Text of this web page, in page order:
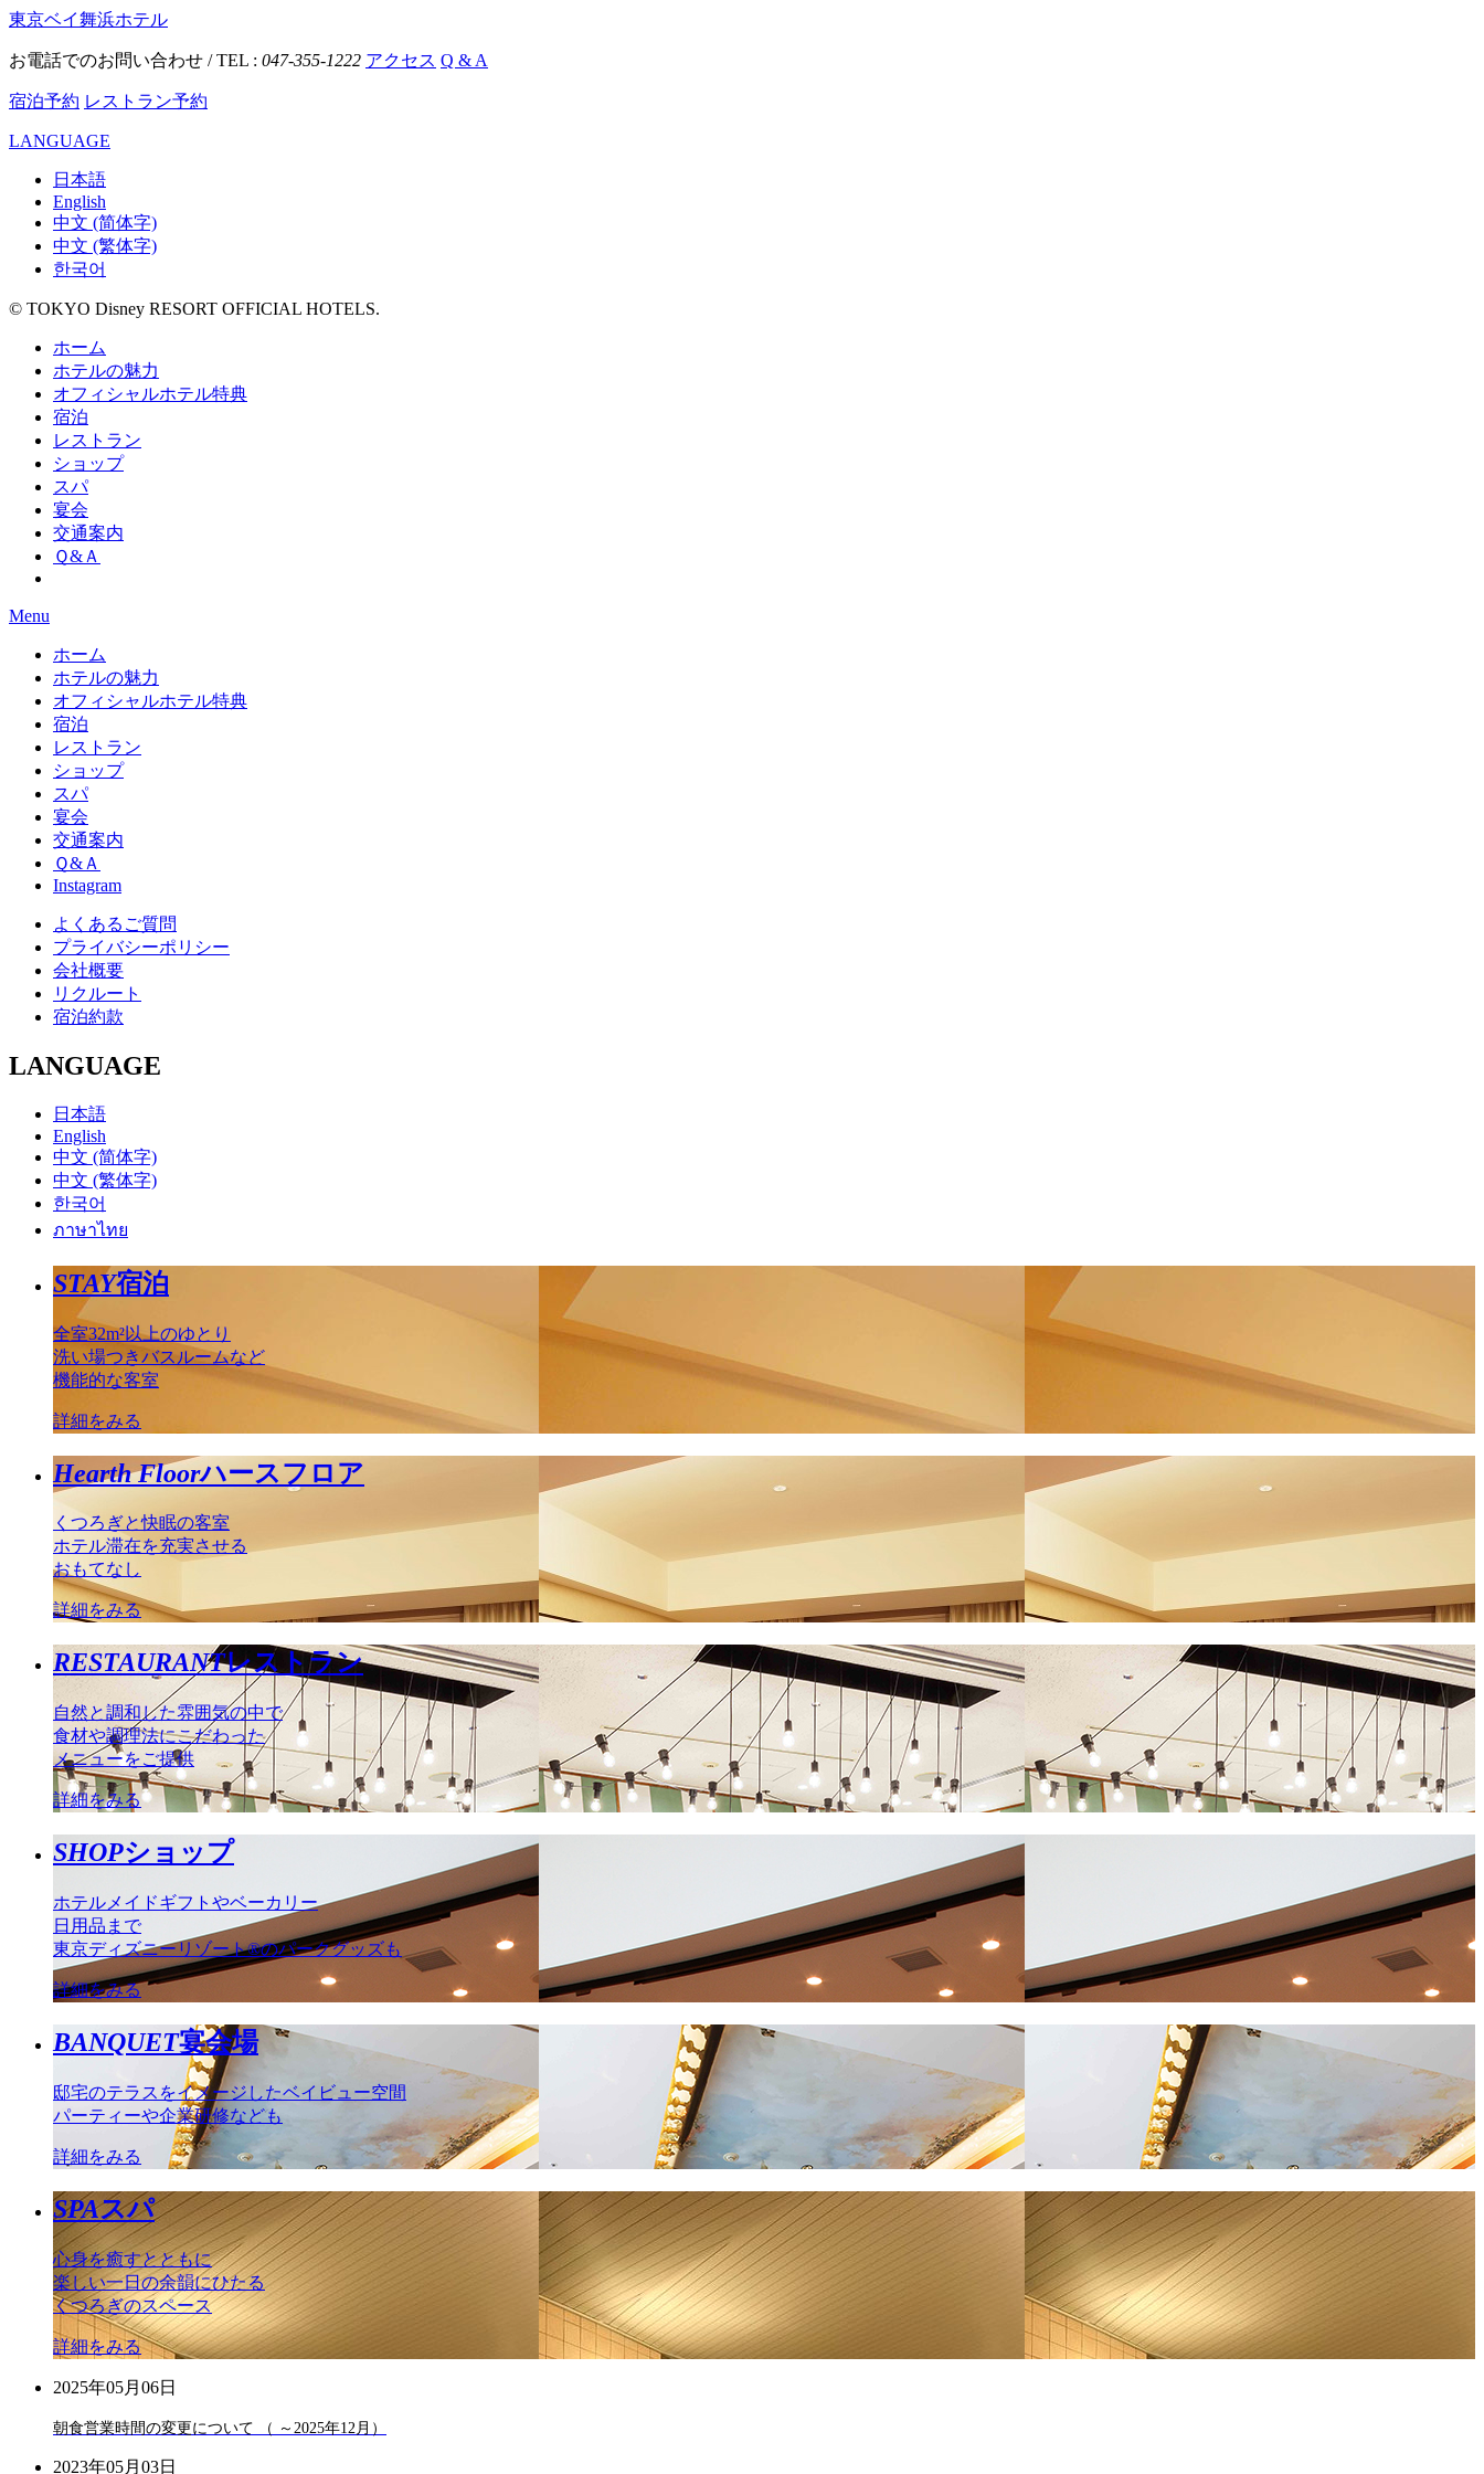
東京ベイ舞浜ホテル
お電話でのお問い合わせ / TEL : 047-355-1222 アクセス Q & A
宿泊予約 レストラン予約
LANGUAGE
日本語
English
中文 (简体字)
中文 (繁体字)
한국어
© TOKYO Disney RESORT OFFICIAL HOTELS.
ホーム
ホテルの魅力
オフィシャルホテル特典
宿泊
レストラン
ショップ
スパ
宴会
交通案内
Ｑ&Ａ
Menu
ホーム
ホテルの魅力
オフィシャルホテル特典
宿泊
レストラン
ショップ
スパ
宴会
交通案内
Ｑ&Ａ
Instagram
よくあるご質問
プライバシーポリシー
会社概要
リクルート
宿泊約款
LANGUAGE
日本語
English
中文 (简体字)
中文 (繁体字)
한국어
ภาษาไทย
STAY宿泊
全室32m²以上のゆとり
洗い場つきバスルームなど
機能的な客室
詳細をみる
Hearth Floorハースフロア
くつろぎと快眠の客室
ホテル滞在を充実させる
おもてなし
詳細をみる
RESTAURANTレストラン
自然と調和した雰囲気の中で
食材や調理法にこだわった
メニューをご提供
詳細をみる
SHOPショップ
ホテルメイドギフトやベーカリー
日用品まで
東京ディズニーリゾート®のパークグッズも
詳細をみる
BANQUET宴会場
邸宅のテラスをイメージしたベイビュー空間
パーティーや企業研修なども
詳細をみる
SPAスパ
心身を癒すとともに
楽しい一日の余韻にひたる
くつろぎのスペース
詳細をみる
2025年05月06日
朝食営業時間の変更について （ ～2025年12月）
2023年05月03日